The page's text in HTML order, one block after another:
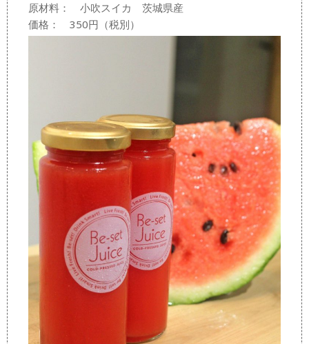
原材料： 小吹スイカ 茨城県産
価格： 350円（税別）